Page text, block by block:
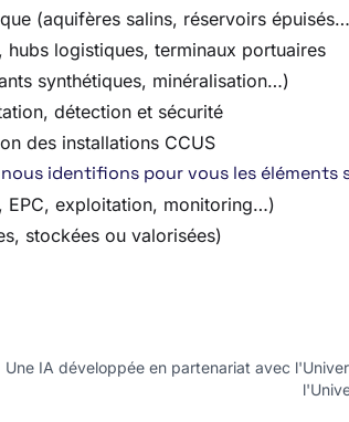
(aquifères salins, réservoirs
hubs logistiques, terminaux portuaires
synthétiques, minéralisation…)
détection et sécurité
des installations CCUS
identifions pour vous les éléments
EPC, exploitation, monitoring…)
stockées ou valorisées)
Une IA développée en partenariat avec